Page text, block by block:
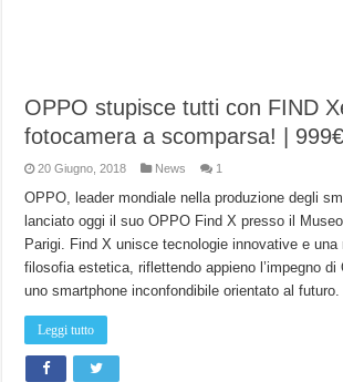
Brondi Amico VERO 4G : Focus su SOS e comandi da
OPPO stupisce tutti con FIND
fotocamera a scomparsa! | 999€
20 Giugno, 2018 News 1
OPPO, leader mondiale nella produzione degli
lanciato oggi il suo OPPO Find X presso il
Parigi. Find X unisce tecnologie innovative e una
filosofia estetica, riflettendo appieno l’impegno di
uno smartphone inconfondibile orientato al futuro.
Leggi tutto